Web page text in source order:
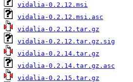
vidalia-0.2.12.msi
vidalia-0.2.12.msi.asc
vidalia-0.2.12.tar.gz
vidalia-0.2.12.tar.gz.sig
vidalia-0.2.14.tar.gz
vidalia-0.2.14.tar.gz.asc
vidalia-0.2.15.tar.gz